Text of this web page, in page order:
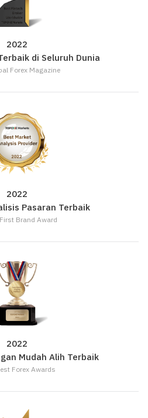
2022
di Seluruh Dunia
Forex Magazine
2022
Pasaran Terbaik
Brand Award
2022
Mudah Alih Terbaik
Forex Awards